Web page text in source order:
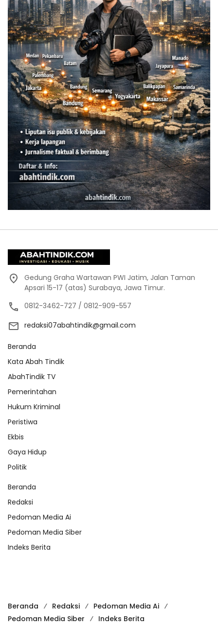
Gedung Graha Wartawan PWI Jatim, Jalan Taman
Apsari 15-17 (atas) Surabaya, Jawa Timur.
0812-3462-727 / 0812-909-557
redaksi07abahtindik@gmail.com
Beranda
Kata Abah Tindik
AbahTindik TV
Pemerintahan
Hukum Kriminal
Peristiwa
Ekbis
Gaya Hidup
Politik
Beranda
Redaksi
Pedoman Media Ai
Pedoman Media Siber
Indeks Berita
Beranda Redaksi
Pedoman Media Ai
Pedoman Media Siber
Indeks Berita